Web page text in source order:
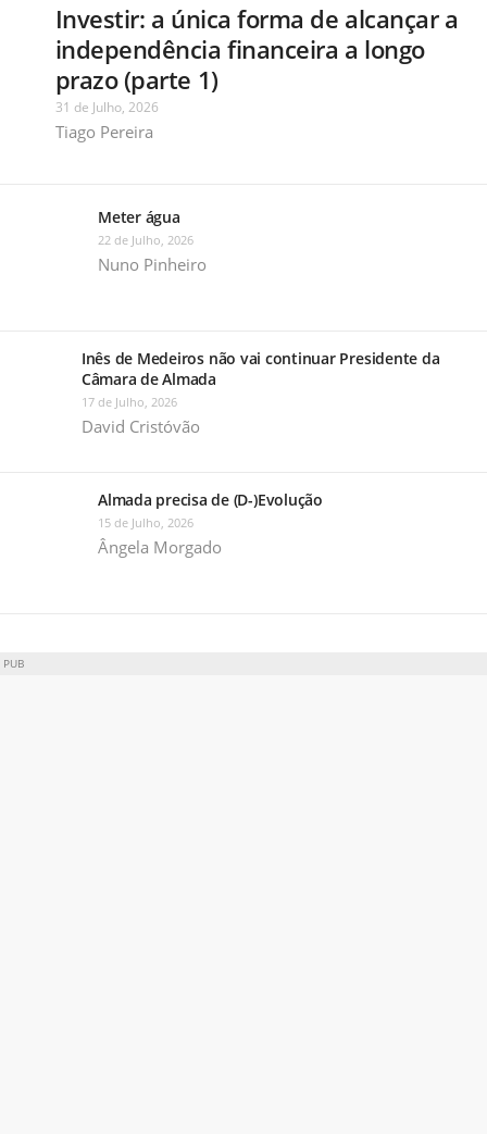
Investir: a única forma de alcançar a
independência financeira a longo
prazo (parte 1)
31 de Julho, 2026
Tiago Pereira
Meter água
22 de Julho, 2026
Nuno Pinheiro
Inês de Medeiros não vai continuar Presidente da
Câmara de Almada
17 de Julho, 2026
David Cristóvão
Almada precisa de (D-)Evolução
15 de Julho, 2026
Ângela Morgado
PUB